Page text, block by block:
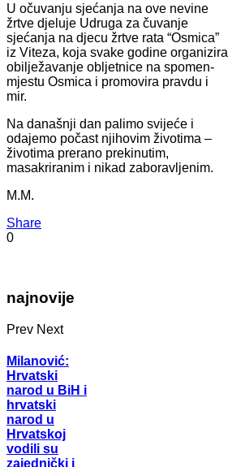
U očuvanju sjećanja na ove nevine
žrtve djeluje Udruga za čuvanje
sjećanja na djecu žrtve rata “Osmica”
iz Viteza, koja svake godine organizira
obilježavanje obljetnice na spomen‐
mjestu Osmica i promovira pravdu i
mir.
Na današnji dan palimo svijeće i
odajemo počast njihovim životima –
životima prerano prekinutim,
masakriranim i nikad zaboravljenim.
M.M.
Share
0
najnovije
Prev Next
Milanović:
Hrvatski
narod u BiH i
hrvatski
narod u
Hrvatskoj
vodili su
zajednički i